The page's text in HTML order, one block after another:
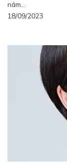
nám...
18/09/2023